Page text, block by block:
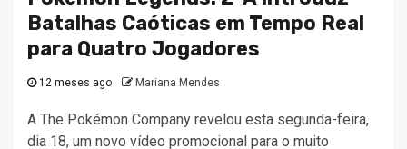
Batalhas Caóticas em Tempo Real
para Quatro Jogadores
12 meses ago Mariana Mendes
A The Pokémon Company revelou esta segunda-feira,
dia 18, um novo vídeo promocional para o muito